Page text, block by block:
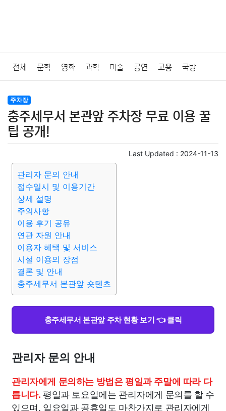
전체 문학 영화 과학 미술 공연 고용 국방
법률
질병 가요 방송 일상 주식 암호화폐 블록체인
미용 증권 인테리어
요리 상품리뷰 원예
대출 자동차
종교 사회 정치
부동산 외국어 교육
주차장
충주세무서 본관앞 주차장 무료 이용 꿀
팁 공개!
Last Updated : 2024-11-13
관리자 문의 안내
접수일시 및 이용기간
상세 설명
주의사항
이용 후기 공유
연관 자원 안내
이용자 혜택 및 서비스
시설 이용의 장점
결론 및 안내
충주세무서 본관앞 숏텐츠
충주세무서 본관앞 주차 현황 보기 👈 클릭
관리자 문의 안내
관리자에게 문의하는 방법은 평일과 주말에 따라 다
릅니다. 평일과 토요일에는 관리자에게 문의를 할 수
있으며, 일요일과 공휴일도 마찬가지로 관리자에게